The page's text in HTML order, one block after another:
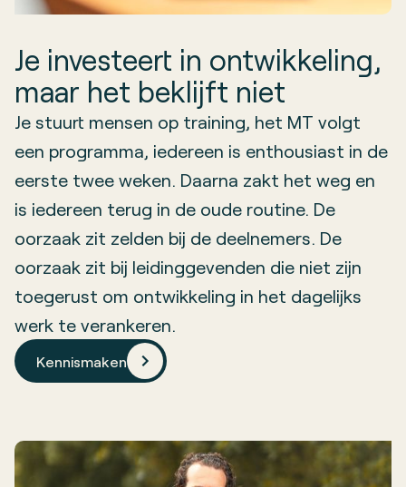
Je investeert in ontwikkeling,
maar het beklijft niet
Je stuurt mensen op training, het MT volgt
een programma, iedereen is enthousiast in de
eerste twee weken. Daarna zakt het weg en
is iedereen terug in de oude routine. De
oorzaak zit zelden bij de deelnemers. De
oorzaak zit bij leidinggevenden die niet zijn
toegerust om ontwikkeling in het dagelijks
werk te verankeren.
Kennismaken